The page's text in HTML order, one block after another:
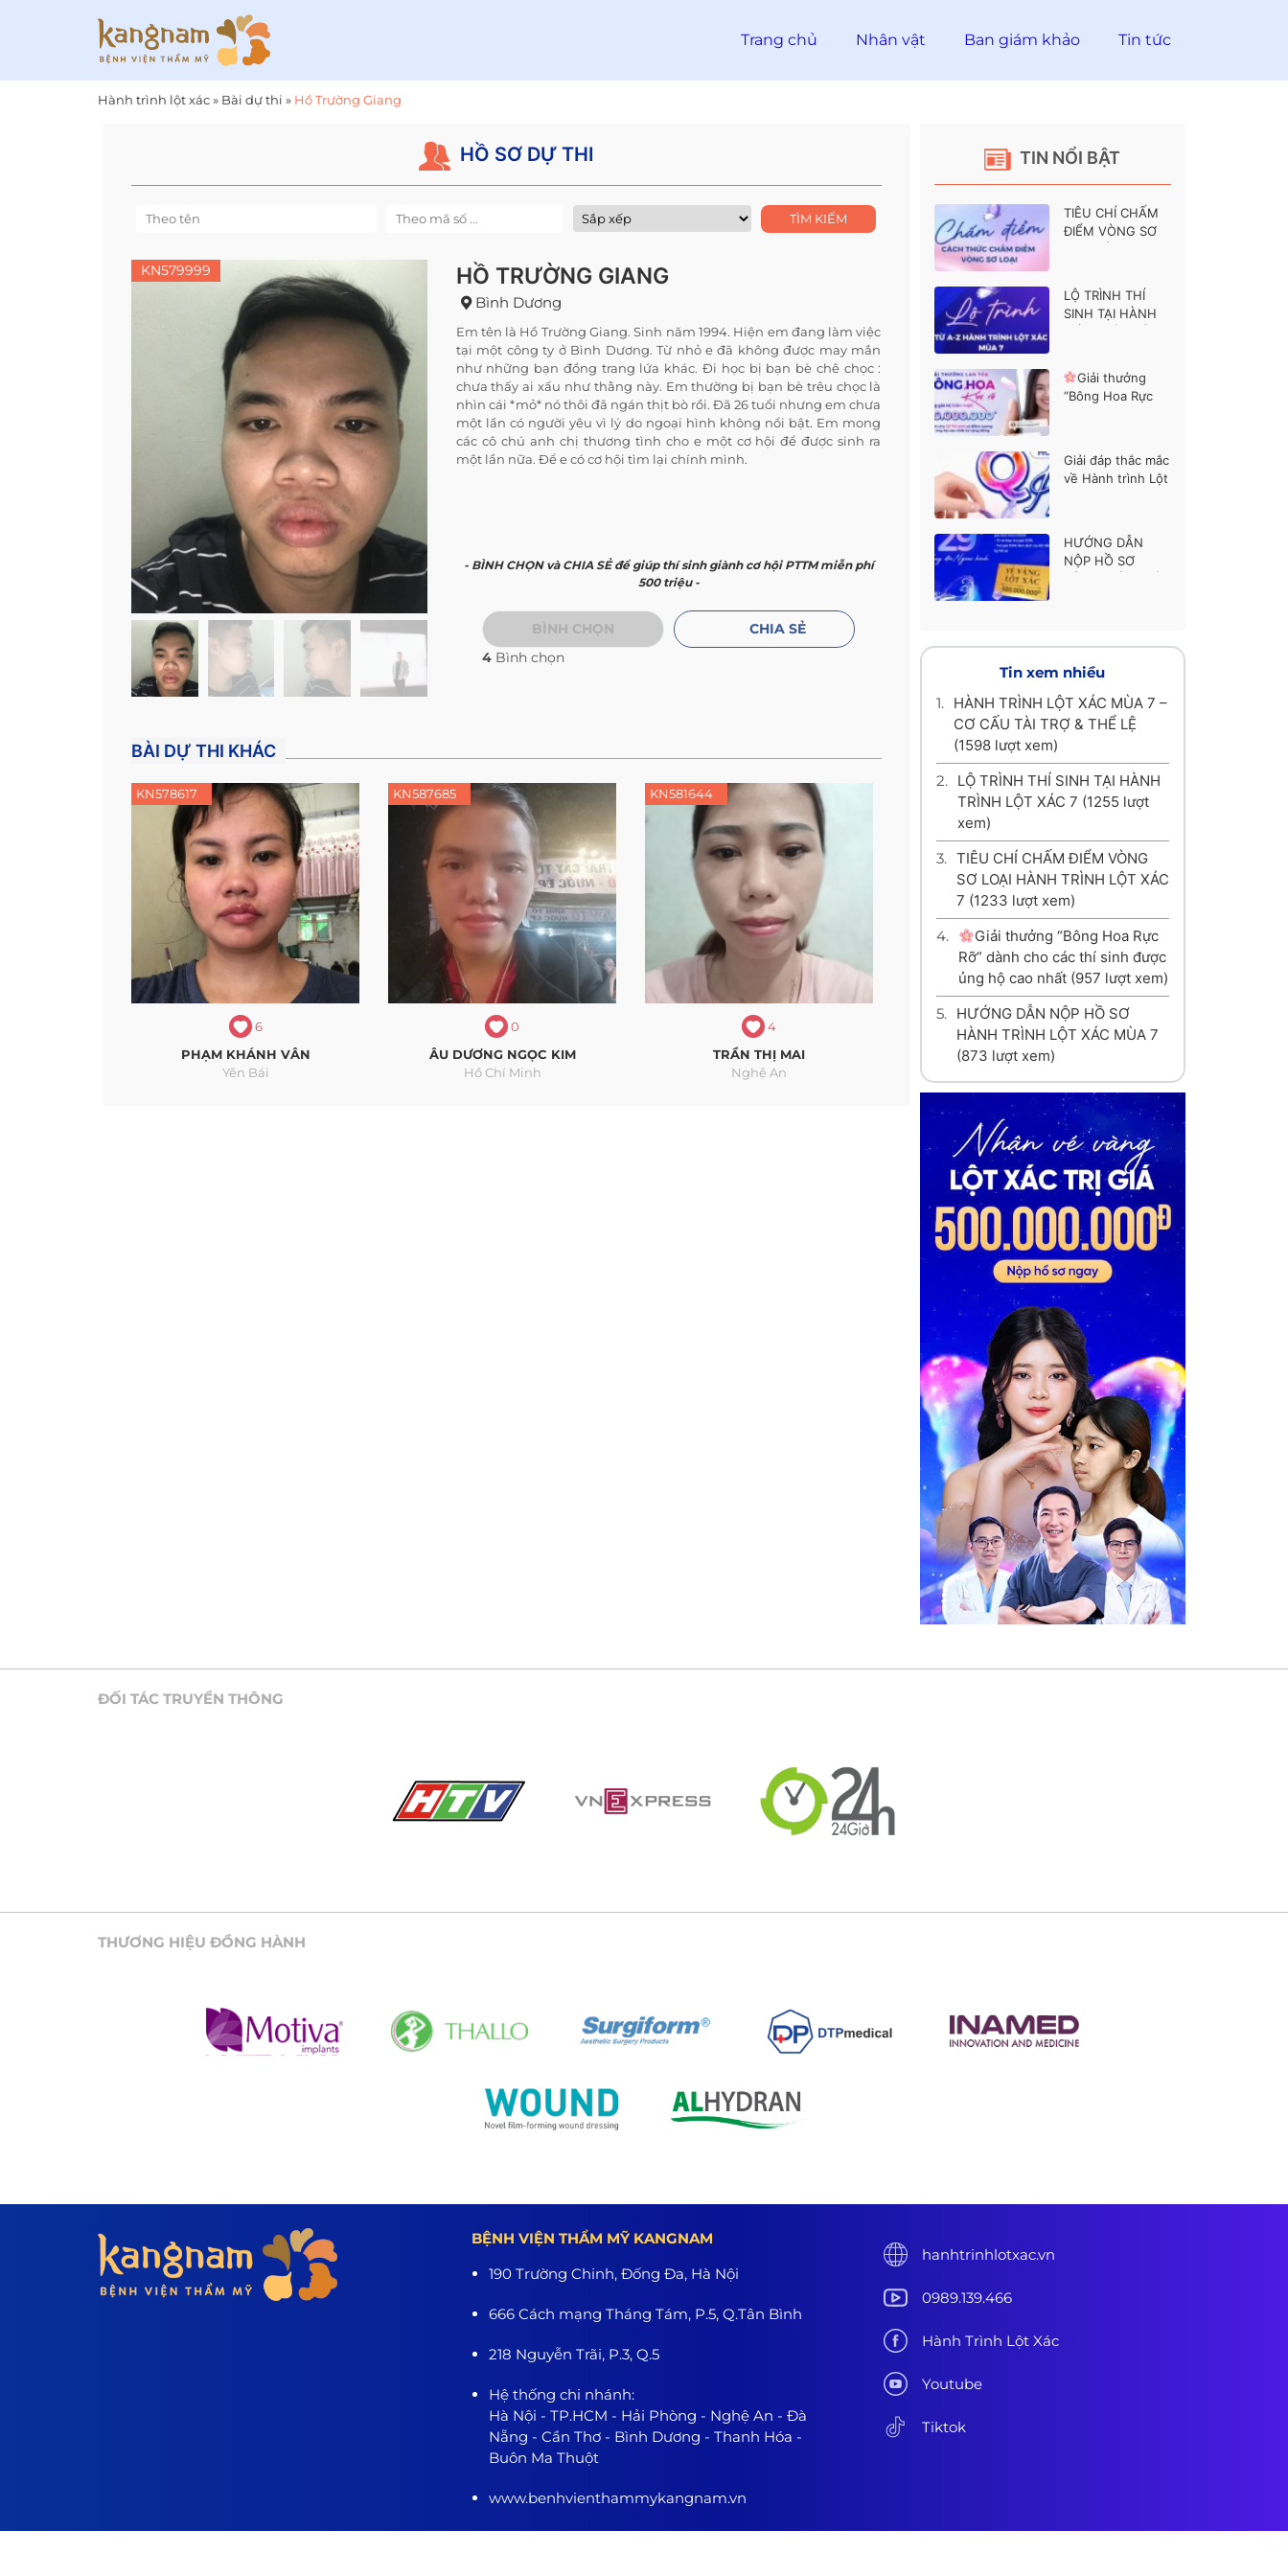
Trang chủ Nhân vật Ban giám khảo Tin tức
Hành trình lột xác» Bài dự thi » Hồ Trường Giang
TIN NỔI BẬT
TIÊU CHÍ CHẤM
ĐIỂM VÒNG SƠ
LỘ TRÌNH THÍ
SINH TẠI HÀNH
Giải thưởng
“Bông Hoa Rực
Giải đáp thắc mắc
về Hành trình Lột
HƯỚNG DẪN
NỘP HỒ SƠ
Tin xem nhiều
1.
HÀNH TRÌNH LỘT XÁC MÙA 7 –
CƠ CẤU TÀI TRỢ & THỂ LỆ
(1598 lượt xem)
2.
LỘ TRÌNH THÍ SINH TẠI HÀNH
TRÌNH LỘT XÁC 7 (1255 lượt
xem)
3. TIÊU CHÍ CHẤM ĐIỂM VÒNG
SƠ LOẠI HÀNH TRÌNH LỘT XÁC
7 (1233 lượt xem)
4.
Giải thưởng “Bông Hoa Rực
Rỡ” dành cho các thí sinh được
ủng hộ cao nhất (957 lượt xem)
5.
HƯỚNG DẪN NỘP HỒ SƠ
HÀNH TRÌNH LỘT XÁC MÙA 7
(873 lượt xem)
HỒ SƠ DỰ THI
KN579999 HỒ TRƯỜNG GIANG
Bình Dương
Em tên là Hồ Trường Giang. Sinh năm 1994. Hiện em đang làm việc
tại một công ty ở Bình Dương. Từ nhỏ e đã không được may mắn
như những bạn đồng trang lứa khác. Đi học bị bạn bè chê chọc :
chưa thấy ai xấu như thằng này. Em thường bị bạn bè trêu chọc là
nhìn cái *mỏ* nó thôi đã ngán thịt bò rồi. Đã 26 tuổi nhưng em chưa
một lần có người yêu vì lý do ngoại hình không nổi bật. Em mong
các cô chú anh chị thương tình cho e một cơ hội để được sinh ra
một lần nữa. Để e có cơ hội tìm lại chính mình.
- BÌNH CHỌN và CHIA SẺ để giúp thí sinh giành cơ hội PTTM miễn phí
500 triệu -
BÌNH CHỌN
4Bình chọn
CHIA SẺ
BÀI DỰ THI KHÁC
KN578617
6
PHẠM KHÁNH VÂN
Yên Bái
KN587685
0
ÂU DƯƠNG NGỌC KIM
Hồ Chí Minh
KN581644
4
TRẦN THỊ MAI
Nghệ An
ĐỐI TÁC TRUYỀN THÔNG
THƯƠNG HIỆU ĐỒNG HÀNH
BỆNH VIỆN THẨM MỸ KANGNAM
190 Trường Chinh, Đống Đa, Hà Nội
666 Cách mạng Tháng Tám, P.5, Q.Tân Bình
218 Nguyễn Trãi, P.3, Q.5
Hệ thống chi nhánh:
Hà Nội - TP.HCM - Hải Phòng - Nghệ An - Đà
Nẵng - Cần Thơ - Bình Dương - Thanh Hóa -
Buôn Ma Thuột
www.benhvienthammykangnam.vn
hanhtrinhlotxac.vn
0989.139.466
Hành Trình Lột Xác
Youtube
Tiktok